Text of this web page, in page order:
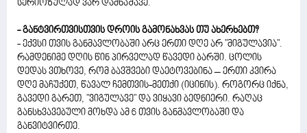
სერიოზულად ვარ დამნაშავე.
- განტვირთვისთვის დროის გამონახვას თუ ახერხებთ?
- ექვსი თვის განმავლობაში არც ერთი დღე არ "მიგულავია".
რამდენიმე დღის წინ პირველად წავედი ბარში. ცოლის
დედას ვთხოვე, რომ ბავშვები დაეტოვებინა – ერთი კვირა
დღე მაჩუქეთ, წავალ ჩემთვის-მეთქი (იცინის). როგორც იქნა,
გავედი გარეთ, "ვიგულავე" და ვიყავი ბედნიერი. რაღაც
განსხვავებული მოხდა ამ 6 თვის განმავლობაში და
განვიტვირთე.